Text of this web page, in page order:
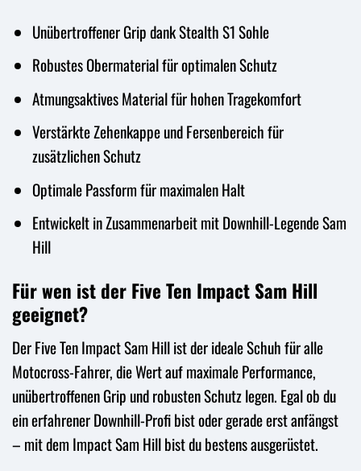
Unübertroffener Grip dank Stealth S1 Sohle
Robustes Obermaterial für optimalen Schutz
Atmungsaktives Material für hohen Tragekomfort
Verstärkte Zehenkappe und Fersenbereich für
zusätzlichen Schutz
Optimale Passform für maximalen Halt
Entwickelt in Zusammenarbeit mit Downhill-Legende Sam
Hill
Für wen ist der Five Ten Impact Sam Hill
geeignet?
Der Five Ten Impact Sam Hill ist der ideale Schuh für alle
Motocross-Fahrer, die Wert auf maximale Performance,
unübertroffenen Grip und robusten Schutz legen. Egal ob du
ein erfahrener Downhill-Profi bist oder gerade erst anfängst
– mit dem Impact Sam Hill bist du bestens ausgerüstet.